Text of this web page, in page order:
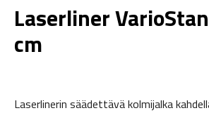
Laserliner
cm
Laserlinerin säädettävä kolmijalka